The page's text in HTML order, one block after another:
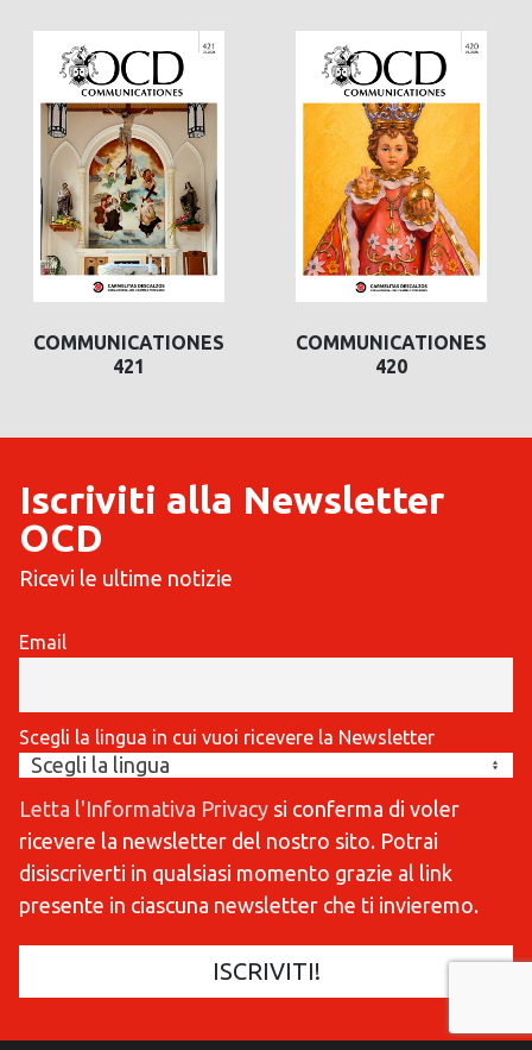
COMMUNICATIONES
420
COMMUNICATIONES
419
Iscriviti alla Newsletter
OCD
Ricevi le ultime notizie
Email
Scegli la lingua in cui vuoi ricevere la Newsletter
Letta l'Informativa Privacy si conferma di voler
ricevere la newsletter del nostro sito. Potrai
disiscriverti in qualsiasi momento grazie al link
presente in ciascuna newsletter che ti invieremo.